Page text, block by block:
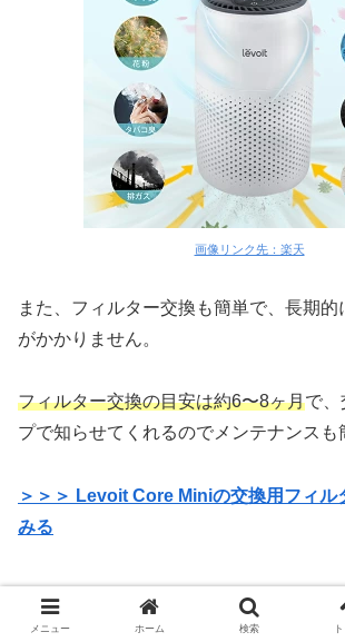
画像リンク先：楽天
また、フィルター交換も簡単で、長期的
がかかりません。
フィルター交換の目安は約6〜8ヶ月で、
プで知らせてくれるのでメンテナンスも
＞＞＞ Levoit Core Miniの交換用フィル
みる
メニュー ホーム 検索